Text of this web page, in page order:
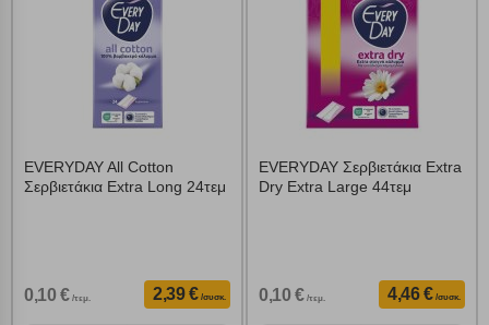
EVERYDAY All Cotton
Σερβιετάκια Extra Long 24τεμ
0,10 € /τεμ. 2,39 € /συσκ.
EVERYDAY Σερβιετάκια Extra
Dry Extra Large 44τεμ
0,10 € /τεμ. 4,46 € /συσκ.